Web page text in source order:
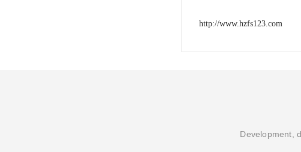
http://www.hzfs123.com
Development,